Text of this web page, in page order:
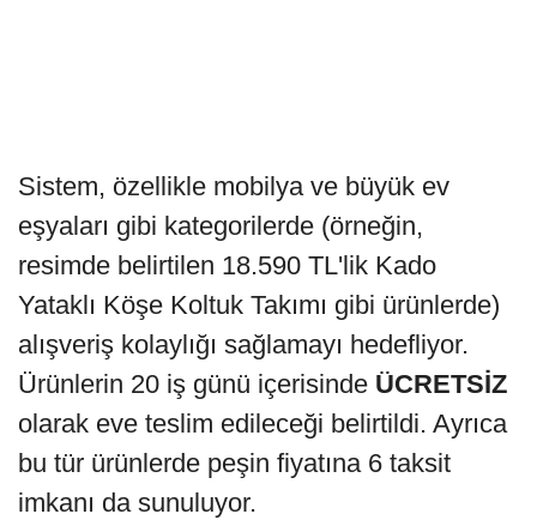
Sistem, özellikle mobilya ve büyük ev
eşyaları gibi kategorilerde (örneğin,
resimde belirtilen 18.590 TL'lik Kado
Yataklı Köşe Koltuk Takımı gibi ürünlerde)
alışveriş kolaylığı sağlamayı hedefliyor.
Ürünlerin 20 iş günü içerisinde ÜCRETSİZ
olarak eve teslim edileceği belirtildi. Ayrıca
bu tür ürünlerde peşin fiyatına 6 taksit
imkanı da sunuluyor.